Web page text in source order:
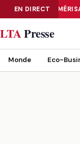
EN DIRECT
NUMÉRISATION : LE
LTAPresse
Monde Eco-